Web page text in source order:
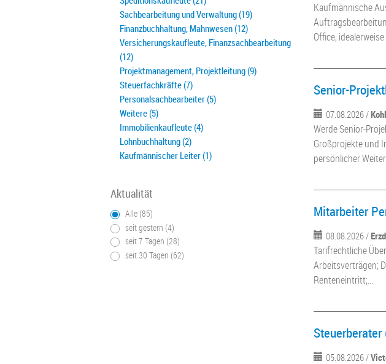
Sachbearbeitung und Verwaltung (19)
Finanzbuchhaltung, Mahnwesen (12)
Versicherungskaufleute, Finanzsachbearbeitung
(12)
Projektmanagement, Projektleitung (9)
Steuerfachkräfte (7)
Personalsachbearbeiter (5)
Weitere (5)
Immobilienkaufleute (4)
Lohnbuchhaltung (2)
Kaufmännischer Leiter (1)
Aktualität
Alle (85)
seit gestern (4)
seit 7 Tagen (28)
seit 30 Tagen (62)
Kaufmännische
Office, idealerweise
Senior-
07.08.2026 /
Werde Senior-
Großprojekte und
persönlicher
Mitarbeiter
08.08.2026 /
Tarifrechtliche
Arbeitsverträgen;
Renteneintritt;...
05.08.2026 /